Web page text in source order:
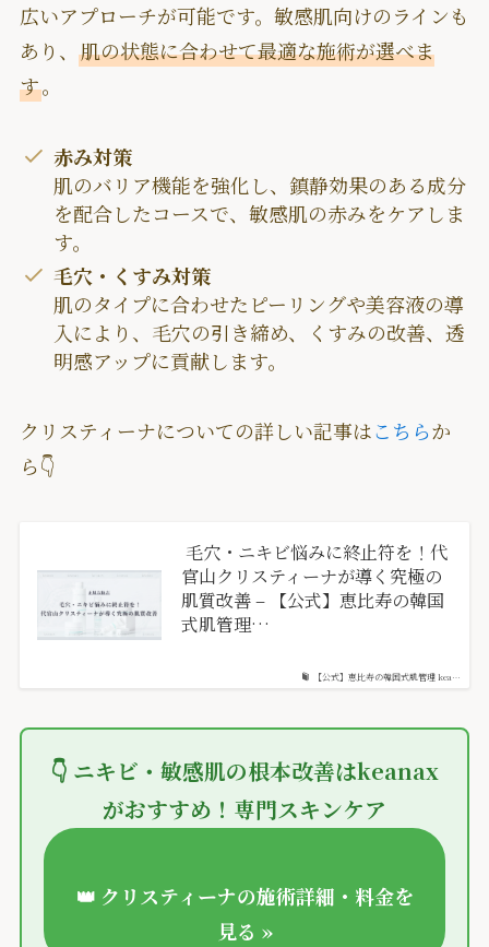
広いアプローチが可能です。敏感肌向けのラインも
あり、 肌の状態に合わせて最適な施術が選べま
す。
赤み対策
肌のバリア機能を強化し、鎮静効果のある成分
を配合したコースで、敏感肌の赤みをケアしま
す。
毛穴・くすみ対策
肌のタイプに合わせたピーリングや美容液の導
入により、毛穴の引き締め、くすみの改善、透
明感アップに貢献します。
クリスティーナについての詳しい記事はこちらか
ら👇
【公式】恵比寿の韓国式肌管理 kea…
毛穴・ニキビ悩みに終止符を！代
官山クリスティーナが導く究極の
肌質改善 – 【公式】恵比寿の韓国
式肌管理…
👇 ニキビ ・ 敏感肌の根本改善はkeanax
がおすすめ！ 専門スキンケア
👑 クリスティーナの施術詳細 ・ 料金を
見る »